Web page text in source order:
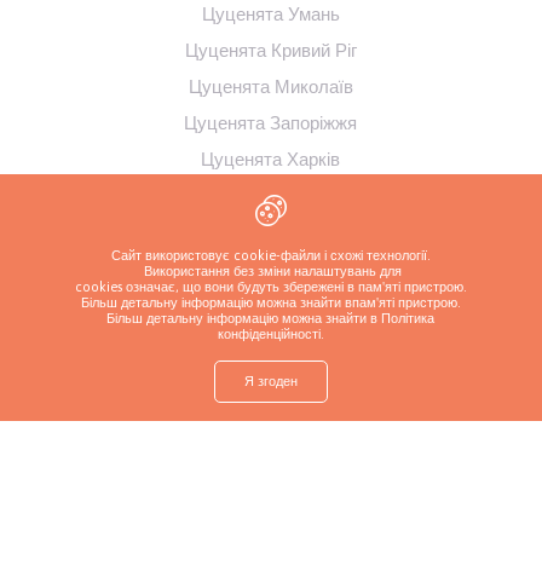
Цуценята Умань
Цуценята Кривий Ріг
Цуценята Миколаїв
Цуценята Запоріжжя
Цуценята Харків
Цуценята Полтава
Цуценята Суми
Цуценята Кременчук
Запитайте про
цуценя
Сайт використовує cookie-файли і схожі технології.
Використання без зміни налаштувань для
cookies означає, що вони будуть збережені в пам'яті пристрою.
Більш детальну інформацію можна знайти впам'яті пристрою.
Більш детальну інформацію можна знайти в Політика
конфіденційності.
Я згоден